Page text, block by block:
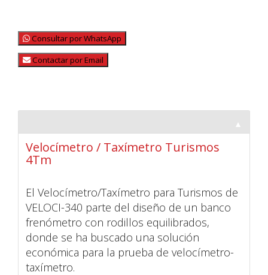
Consultar por WhatsApp
Contactar por Email
▼
Velocímetro / Taxímetro Turismos
4Tm
El Velocímetro/Taxímetro para Turismos de
VELOCI-340 parte del diseño de un banco
frenómetro con rodillos equilibrados,
donde se ha buscado una solución
económica para la prueba de velocímetro-
taxímetro.